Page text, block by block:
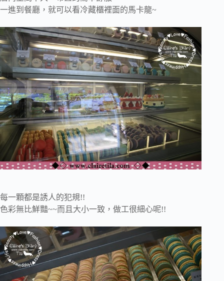
一進到餐廳，就可以看冷藏櫃裡面的馬卡龍~
每一顆都是誘人的犯規!!
色彩無比鮮豔~~而且大小一致，做工很細心呢!!